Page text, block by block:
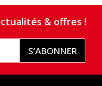
& offres !
S’ABONNER